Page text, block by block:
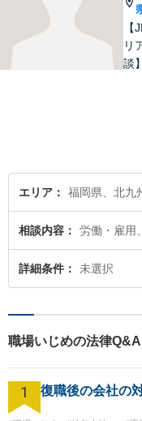
談
リ
談
い
エリア 福岡県、北九
相談内容 労働・雇用
詳細条件 未選択
職場いじめの法律
1 復職後の会社の